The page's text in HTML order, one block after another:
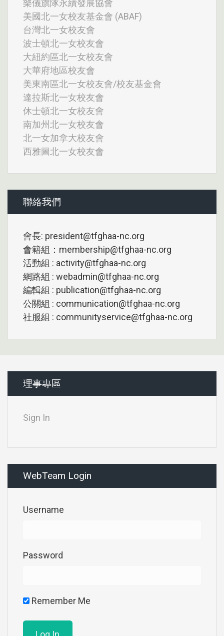
樂儀旗隊永續發展協會
美國北一女校友基金會 (ABAF)
台灣北一女校友會
波士頓北一女校友會
大紐約區北一女校友會
大華府地區校友會
美東南區北一女校友會/校友基金會
達拉斯北一女校友會
休士頓北一女校友會
南加州北一女校友會
北一女加拿大校友會
西雅圖北一女校友會
聯絡我們
會長: president@tfghaa-nc.org
會籍組：membership@tfghaa-nc.org
活動組 : activity@tfghaa-nc.org
網路組 : webadmin@tfghaa-nc.org
編輯組 : publication@tfghaa-nc.org
公關組 : communication@tfghaa-nc.org
社服組 : communityservice@tfghaa-nc.org
理事專區
Sign In
WebTeam Login
Username
Password
Remember Me